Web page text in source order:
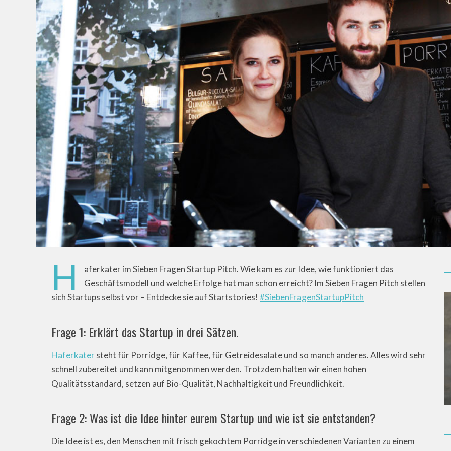
H
aferkater im Sieben Fragen Startup Pitch. Wie kam es zur Idee, wie funktioniert das
Geschäftsmodell und welche Erfolge hat man schon erreicht? Im Sieben Fragen Pitch stellen
sich Startups selbst vor – Entdecke sie auf Startstories! #SiebenFragenStartupPitch
Frage 1: Erklärt das Startup in drei Sätzen.
Haferkatersteht für Porridge, für Kaffee, für Getreidesalate und so manch anderes. Alles wird sehr
schnell zubereitet und kann mitgenommen werden. Trotzdem halten wir einen hohen
Qualitätsstandard, setzen auf Bio-Qualität, Nachhaltigkeit und Freundlichkeit.
Frage 2: Was ist die Idee hinter eurem Startup und wie ist sie entstanden?
Die Idee ist es, den Menschen mit frisch gekochtem Porridge in verschiedenen Varianten zu einem